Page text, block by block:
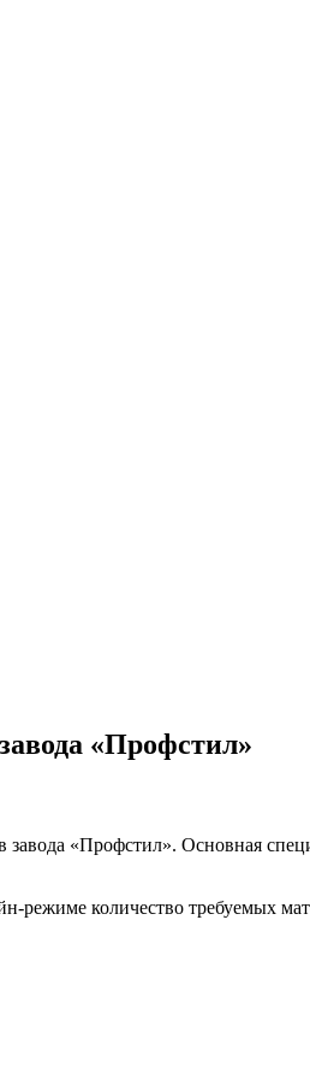
«Профстил»
завода «Профстил». Основная
режиме количество требуемых